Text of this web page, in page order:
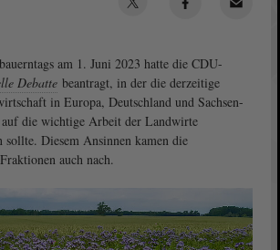
am 1. Juni 2023 hatte die CDU-
Debatte beantragt, in der die derzeitige
in Europa, Deutschland und Sachsen-
die wichtige Arbeit der Landwirte
sollte. Diesem Ansinnen kamen die
auch nach.